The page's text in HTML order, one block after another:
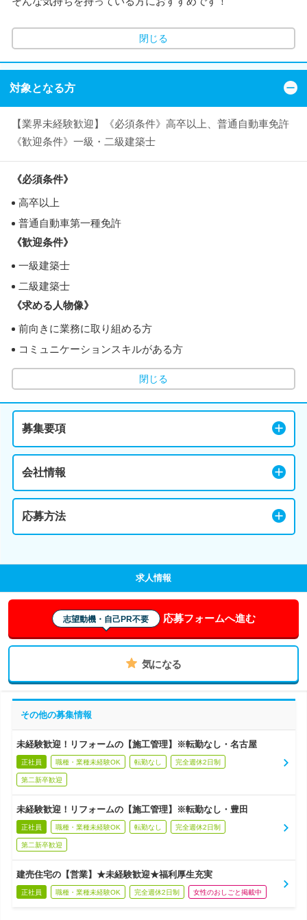
閉じる
対象となる方
【業界未経験歓迎】《必須条件》高卒以上、普通自動車免許
《歓迎条件》一級・二級建築士
《必須条件》
高卒以上
普通自動車第一種免許
《歓迎条件》
一級建築士
二級建築士
《求める人物像》
前向きに業務に取り組める方
コミュニケーションスキルがある方
閉じる
募集要項
会社情報
応募方法
求人情報
志望動機・自己PR不要 応募フォームへ進む
気になる
その他の募集情報
未経験歓迎！リフォームの【施工管理】※転勤なし・名古屋
正社員 職種・業種未経験OK 転勤なし 完全週休2日制
第二新卒歓迎
未経験歓迎！リフォームの【施工管理】※転勤なし・豊田
正社員 職種・業種未経験OK 転勤なし 完全週休2日制
第二新卒歓迎
建売住宅の【営業】★未経験歓迎★福利厚生充実
正社員 職種・業種未経験OK 完全週休2日制 女性のおしごと掲載中